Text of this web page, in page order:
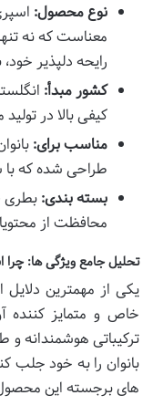
نوع محصول:
معناست که نه
رایحه دلپذیر
کشور مبدأ:
کیفی بالا در
مناسب برای:
طراحی شده که با
بسته بندی: بطری
محافظت از
تحلیل جامع ویژگی ها: چرا اسپری شماره 8
یکی از مهمترین
ترکیباتی هوشمندانه
بانوان را به خود جلب
های برجسته این